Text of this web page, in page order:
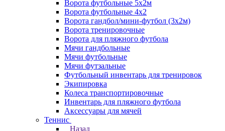
Ворота футбольные 5х2м
Ворота футбольные 4х2
Ворота гандбол/мини-футбол (3х2м)
Ворота тренировочные
Ворота для пляжного футбола
Мячи гандбольные
Мячи футбольные
Мячи футзальные
Футбольный инвентарь для тренировок
Экипировка
Колеса транспортировочные
Инвентарь для пляжного футбола
Аксессуары для мячей
Теннис
Назад